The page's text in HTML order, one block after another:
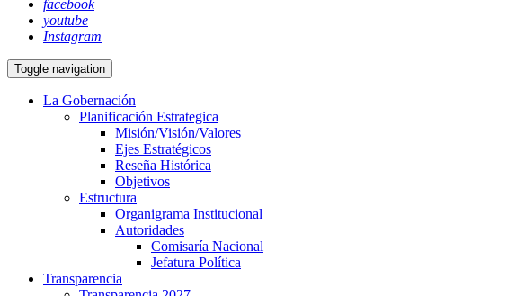
facebook
youtube
Instagram
Toggle navigation
La Gobernación
Planificación Estrategica
Misión/Visión/Valores
Ejes Estratégicos
Reseña Histórica
Objetivos
Estructura
Organigrama Institucional
Autoridades
Comisaría Nacional
Jefatura Política
Transparencia